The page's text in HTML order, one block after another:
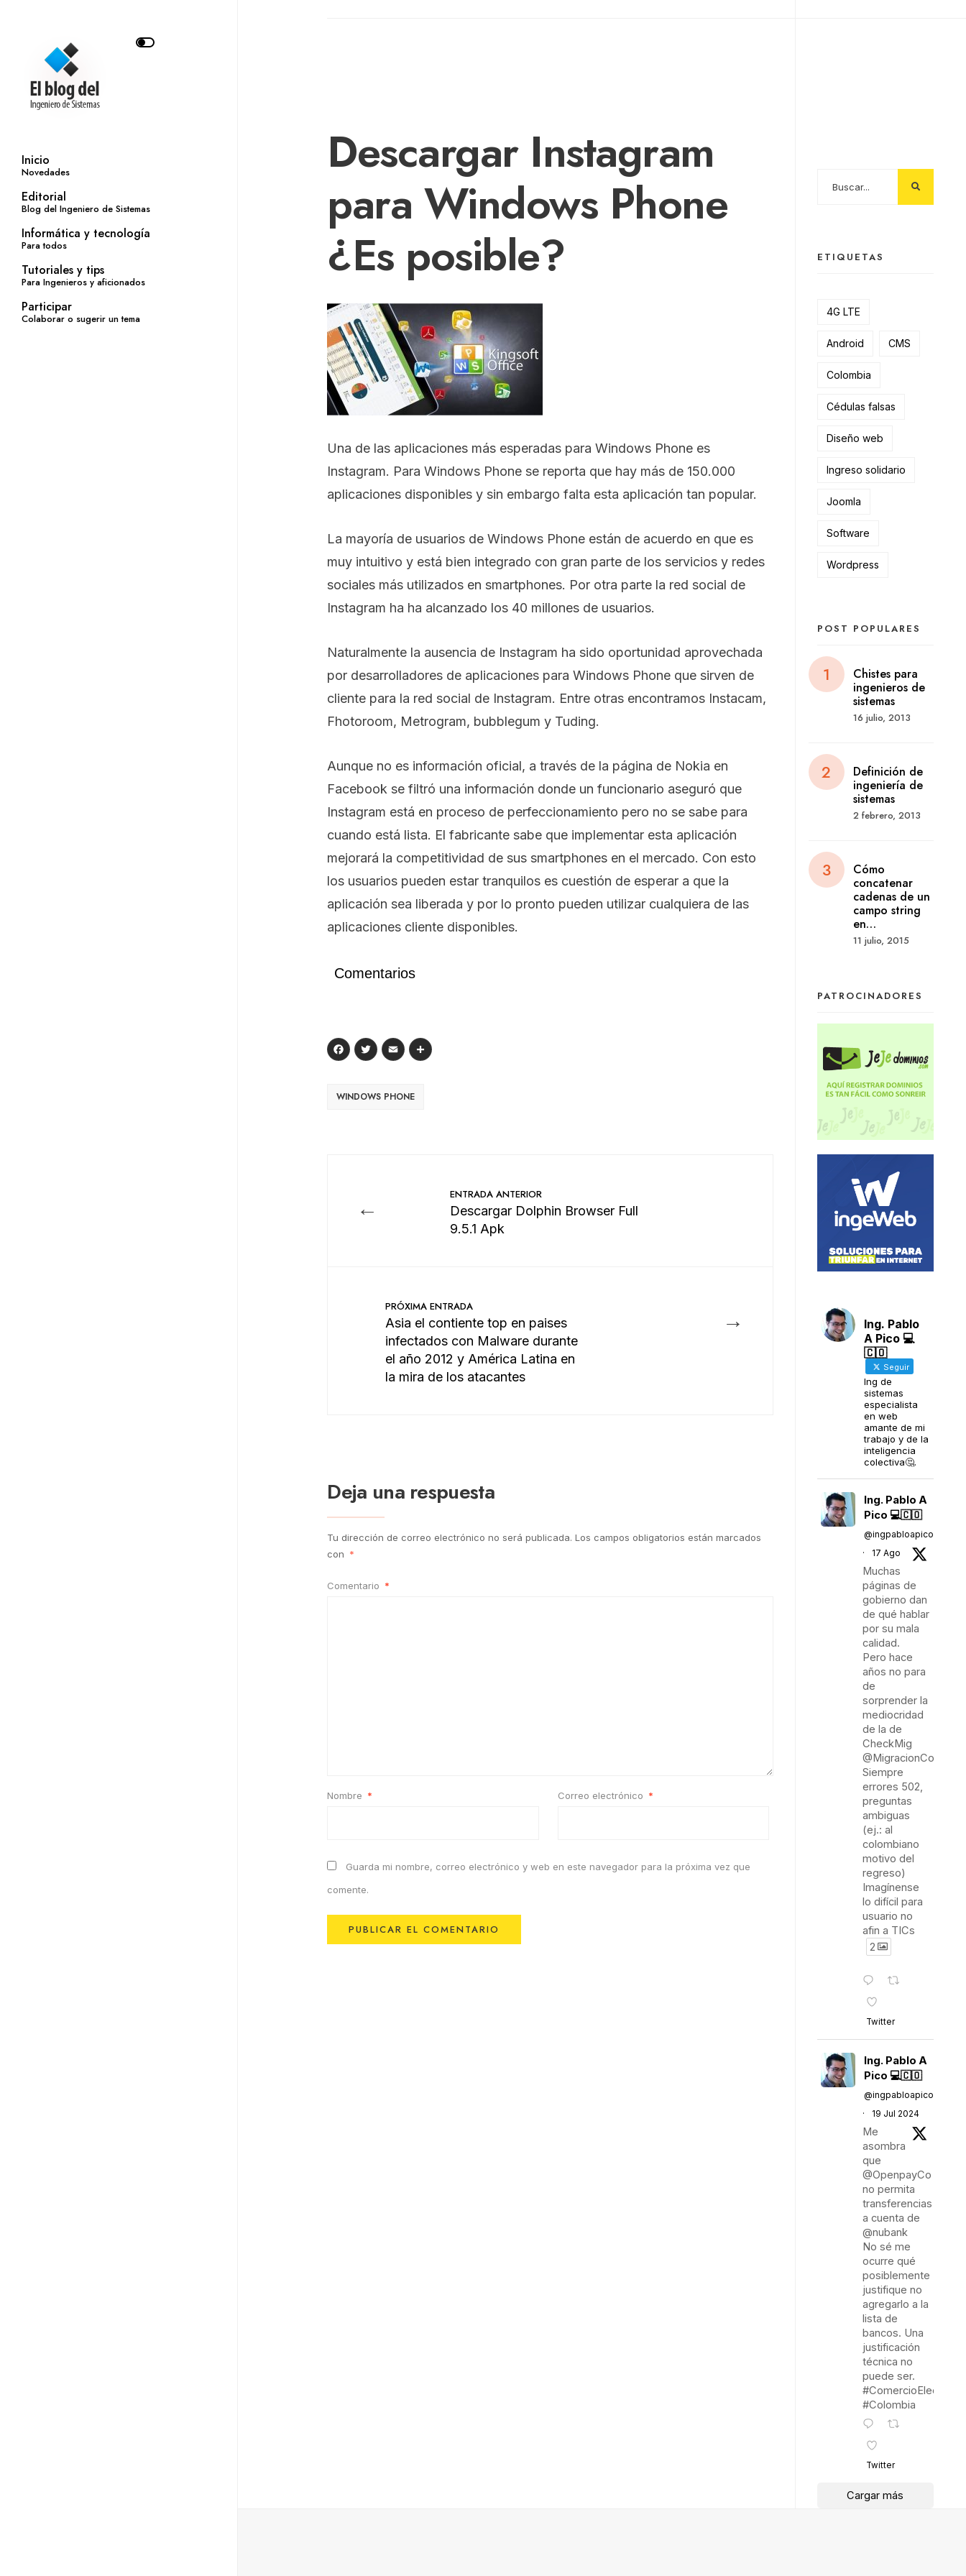
Inicio
Novedades
Editorial
Blog del Ingeniero de Sistemas
Informática y tecnología
Para todos
Tutoriales y tips
Para Ingenieros y aficionados
Participar
Colaborar o sugerir un tema
Descargar Instagram
para Windows Phone
¿Es posible?
Una de las aplicaciones más esperadas para Windows Phone es
Instagram. Para Windows Phone se reporta que hay más de 150.000
aplicaciones disponibles y sin embargo falta esta aplicación tan popular.
La mayoría de usuarios de Windows Phone están de acuerdo en que es
muy intuitivo y está bien integrado con gran parte de los servicios y redes
sociales más utilizados en smartphones. Por otra parte la red social de
Instagram ha ha alcanzado los 40 millones de usuarios.
Naturalmente la ausencia de Instagram ha sido oportunidad aprovechada
por desarrolladores de aplicaciones para Windows Phone que sirven de
cliente para la red social de Instagram. Entre otras encontramos Instacam,
Fhotoroom, Metrogram, bubblegum y Tuding.
Aunque no es información oficial, a través de la página de Nokia en
Facebook se filtró una información donde un funcionario aseguró que
Instagram está en proceso de perfeccionamiento pero no se sabe para
cuando está lista. El fabricante sabe que implementar esta aplicación
mejorará la competitividad de sus smartphones en el mercado. Con esto
los usuarios pueden estar tranquilos es cuestión de esperar a que la
aplicación sea liberada y por lo pronto pueden utilizar cualquiera de las
aplicaciones cliente disponibles.
Comentarios
Facebook
Twitter
Email
WINDOWS PHONE
←
ENTRADA ANTERIOR
Descargar Dolphin Browser Full
9.5.1 Apk
→
PRÓXIMA ENTRADA
Asia el contiente top en paises
infectados con Malware durante
el año 2012 y América Latina en
la mira de los atacantes
Deja una respuesta
Tu dirección de correo electrónico no será publicada. Los campos obligatorios están marcados
con *
Comentario *
Nombre * Correo electrónico *
Guarda mi nombre, correo electrónico y web en este navegador para la próxima vez que
comente.
ETIQUETAS
4G LTE
Android CMS
Colombia
Cédulas falsas
Diseño web
Ingreso solidario
Joomla
Software
Wordpress
POST POPULARES
Chistes para
ingenieros de
sistemas
16 julio, 2013
Definición de
ingeniería de
sistemas
2 febrero, 2013
Cómo
concatenar
cadenas de un
campo string
en…
11 julio, 2015
PATROCINADORES
Ing. Pablo
A Pico 💻
🇨🇴
Seguir
Ing de
sistemas
especialista
en web
amante de mi
trabajo y de la
inteligencia
colectiva🤔.
Ing. Pablo A
Pico 💻🇨🇴
@ingpabloapico
·
17 Ago
Muchas
páginas de
gobierno dan
de qué hablar
por su mala
calidad.
Pero hace
años no para
de
sorprender la
mediocridad
de la de
CheckMig
@MigracionCol
Siempre
errores 502,
preguntas
ambiguas
(ej.: al
colombiano
motivo del
regreso)
Imagínense
lo difícil para
usuario no
afin a TICs
2
Twitter
Ing. Pablo A
Pico 💻🇨🇴
@ingpabloapico
·
19 Jul 2024
Me
asombra
que
@OpenpayCo
no permita
transferencias
a cuenta de
@nubank
No sé me
ocurre qué
posiblemente
justifique no
agregarlo a la
lista de
bancos. Una
justificación
técnica no
puede ser.
#Colombia
Twitter
Cargar más